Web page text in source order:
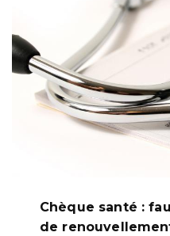
Chèque santé :
de